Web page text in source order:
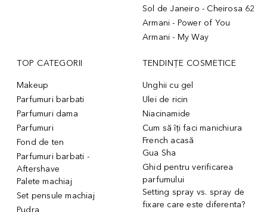
Sol de Janeiro - Cheirosa 62
Armani - Power of You
Armani - My Way
TOP CATEGORII
Makeup
Parfumuri barbati
Parfumuri dama
Parfumuri
Fond de ten
Parfumuri barbati -
Aftershave
Palete machiaj
Set pensule machiaj
Pudra
TENDINȚE COSMETICE
Unghii cu gel
Ulei de ricin
Niacinamide
Cum să îți faci manichiura
French acasă
Gua Sha
Ghid pentru verificarea
parfumului
Setting spray vs. spray de
fixare care este diferenta?